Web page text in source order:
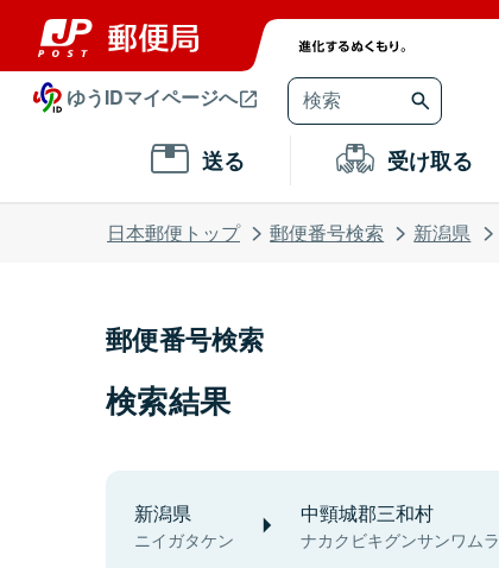
ゆうIDマイページへ
送る 受け取る
日本郵便トップ 郵便番号検索 新潟県
郵便番号検索
検索結果
新潟県
ニイガタケン
中頸城郡三和村
ナカクビキグンサンワムラ